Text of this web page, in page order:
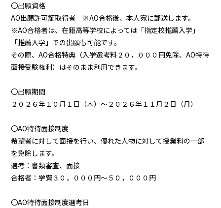
〇出願資格
AO出願許可証取得者 ※AO合格後、本人宛に郵送します。
※AO合格者は、在籍高等学校によっては「指定校推薦入学」
「推薦入学」での出願も可能です。
その際、AO合格特典（入学選考料２０，０００円免除、AO特待
面接受験権利）はそのまま利用できます。
〇出願期間
２０２６年１０月１日（木）～２０２６年１１月２日（月）
〇AO特待面接制度
希望者に対して面接を行い、優れた人物に対して授業料の一部
を免除します。
選考：書類審査、面接
合格者：学費３０，０００円～５０，０００円
〇AO特待面接制度選考日